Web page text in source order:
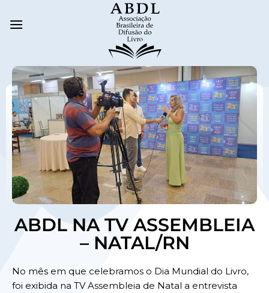
ABDL NA TV ASSEMBLEIA
– NATAL/RN
No mês em que celebramos o Dia Mundial do Livro,
foi exibida na TV Assembleia de Natal a entrevista